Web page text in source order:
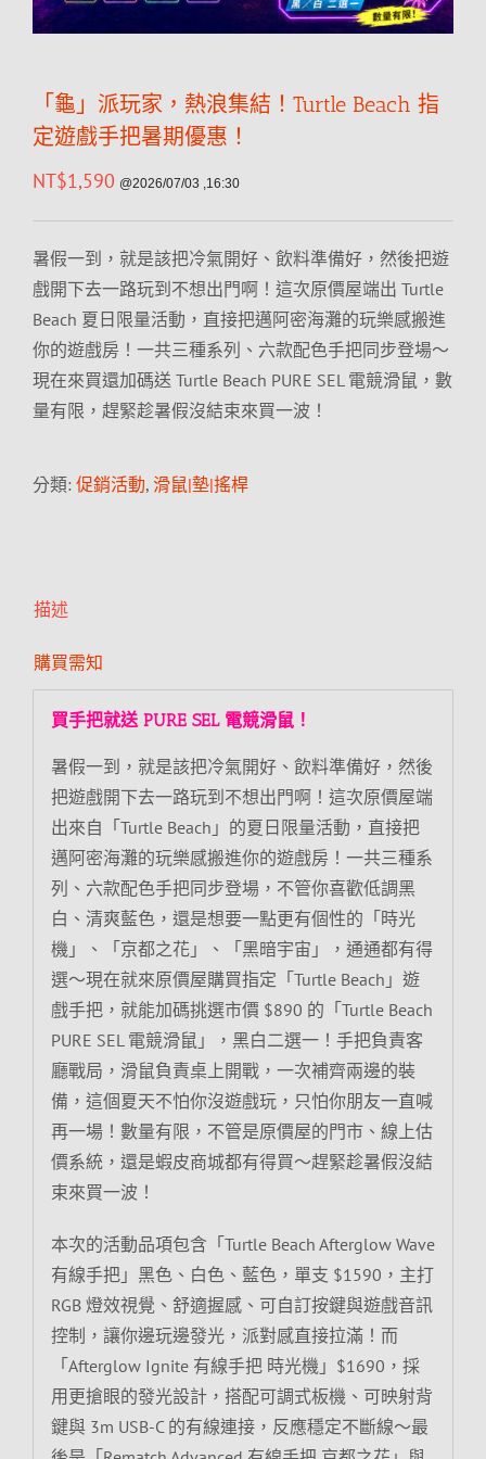
「龜」派玩家，熱浪集結！Turtle Beach 指
定遊戲手把暑期優惠！
NT$1,590 @2026/07/03 ,16:30
暑假一到，就是該把冷氣開好、飲料準備好，然後把遊
戲開下去一路玩到不想出門啊！這次原價屋端出 Turtle
Beach 夏日限量活動，直接把邁阿密海灘的玩樂感搬進
你的遊戲房！一共三種系列、六款配色手把同步登場～
現在來買還加碼送 Turtle Beach PURE SEL 電競滑鼠，數
量有限，趕緊趁暑假沒結束來買一波！
分類: 促銷活動, 滑鼠|墊|搖桿
描述
購買需知
買手把就送 PURE SEL 電競滑鼠！
暑假一到，就是該把冷氣開好、飲料準備好，然後
把遊戲開下去一路玩到不想出門啊！這次原價屋端
出來自「Turtle Beach」的夏日限量活動，直接把
邁阿密海灘的玩樂感搬進你的遊戲房！一共三種系
列、六款配色手把同步登場，不管你喜歡低調黑
白、清爽藍色，還是想要一點更有個性的「時光
機」、「京都之花」、「黑暗宇宙」，通通都有得
選～現在就來原價屋購買指定「Turtle Beach」遊
戲手把，就能加碼挑選市價 $890 的「Turtle Beach
PURE SEL 電競滑鼠」，黑白二選一！手把負責客
廳戰局，滑鼠負責桌上開戰，一次補齊兩邊的裝
備，這個夏天不怕你沒遊戲玩，只怕你朋友一直喊
再一場！數量有限，不管是原價屋的門市、線上估
價系統，還是蝦皮商城都有得買～趕緊趁暑假沒結
束來買一波！
本次的活動品項包含「Turtle Beach Afterglow Wave
有線手把」黑色、白色、藍色，單支 $1590，主打
RGB 燈效視覺、舒適握感、可自訂按鍵與遊戲音訊
控制，讓你邊玩邊發光，派對感直接拉滿！而
「Afterglow Ignite 有線手把 時光機」$1690，採
用更搶眼的發光設計，搭配可調式板機、可映射背
鍵與 3m USB-C 的有線連接，反應穩定不斷線～最